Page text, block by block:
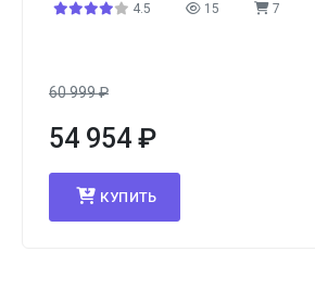
4.5
15 7
60 999₽
54 954 ₽
КУПИТЬ